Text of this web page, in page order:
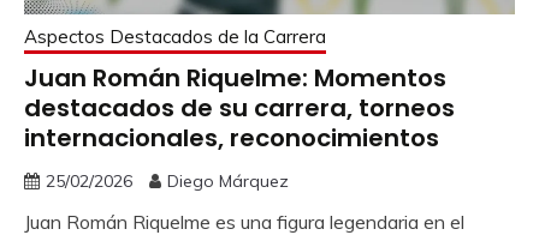
Aspectos Destacados de la Carrera
Juan Román Riquelme: Momentos
destacados de su carrera, torneos
internacionales, reconocimientos
25/02/2026 Diego Márquez
Juan Román Riquelme es una figura legendaria en el